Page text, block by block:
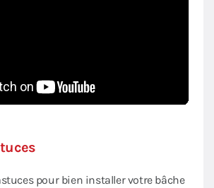
pour bien installer votre bâche